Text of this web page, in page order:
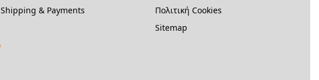
Shipping & Payments
Πολιτική Cookies
Sitemap